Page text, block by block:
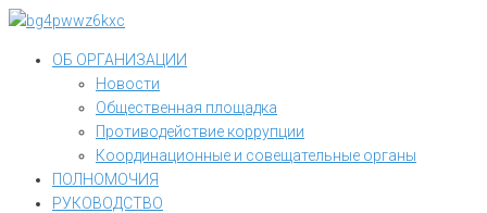
Перейти
контентуОБ ОРГАНИЗАЦИИ
Новости
Общественная площадка
Противодействие коррупции
Координационные и совещательные органы
ПОЛНОМОЧИЯ
РУКОВОДСТВО